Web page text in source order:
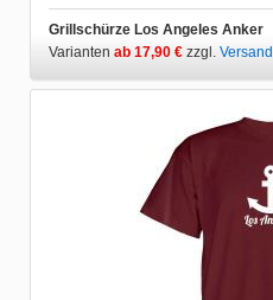
Grillschürze Los Angeles Anker
Varianten ab 17,90 € zzgl. Versand